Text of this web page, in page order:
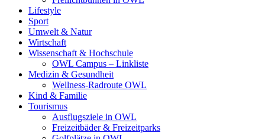
Lifestyle
Sport
Umwelt & Natur
Wirtschaft
Wissenschaft & Hochschule
OWL Campus – Linkliste
Medizin & Gesundheit
Wellness-Radroute OWL
Kind & Familie
Tourismus
Ausflugsziele in OWL
Freizeitbäder & Freizeitparks